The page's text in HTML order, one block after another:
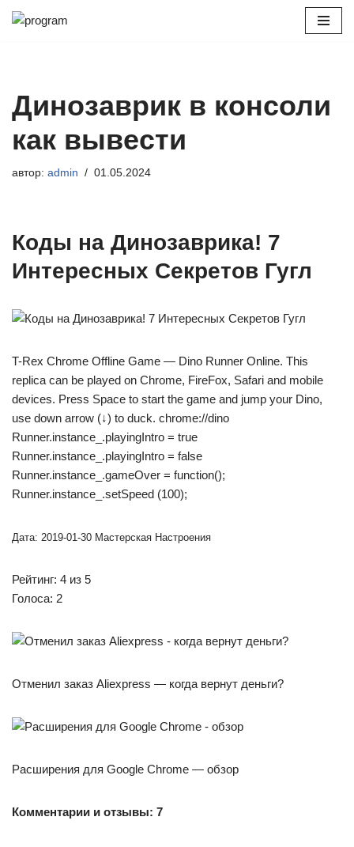
Динозаврик в консоли
как вывести
автор: admin 01.05.2024
Коды на Динозаврика! 7
Интересных Секретов Гугл
T-Rex Chrome Offline Game — Dino Runner Online. This
replica can be played on Chrome, FireFox, Safari and mobile
devices. Press Space to start the game and jump your Dino,
use down arrow (↓) to duck. chrome://dino
Runner.instance_.playingIntro = true
Runner.instance_.playingIntro = false
Runner.instance_.gameOver = function();
Runner.instance_.setSpeed (100);
Дата: 2019-01-30 Мастерская Настроения
Рейтинг: 4 из 5
Голоса: 2
Отменил заказ Aliexpress — когда вернут деньги?
Расширения для Google Chrome — обзор
Комментарии и отзывы: 7